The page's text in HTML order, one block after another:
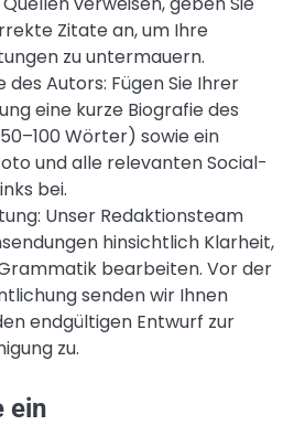
Zitate an, um Ihre
zu untermauern.
des Autors: Fügen Sie Ihrer
eine kurze Biografie des
Wörter) sowie ein
und alle relevanten Social-
bei.
Unser Redaktionsteam
hinsichtlich Klarheit,
bearbeiten. Vor der
senden wir Ihnen
endgültigen Entwurf zur
zu.
ein